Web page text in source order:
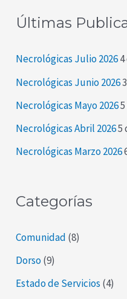
c
a
r
:
Últimas
Necrológicas Julio 2026
Necrológicas Junio 2026
Necrológicas Mayo 2026
Necrológicas Abril 20265
Necrológicas Marzo 2026
Categorías
Comunidad (8)
Dorso(9)
Estado de Servicios (4)